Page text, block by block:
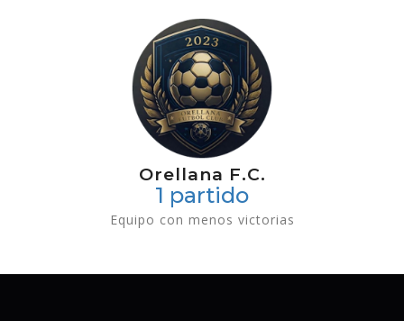
Orellana F.C.
1 partido
Equipo con menos victorias